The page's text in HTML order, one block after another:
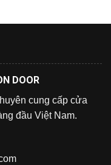
DOOR
cung cấp cửa
đầu Việt Nam.